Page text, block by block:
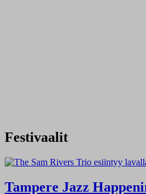
Festivaalit
Tampere Jazz